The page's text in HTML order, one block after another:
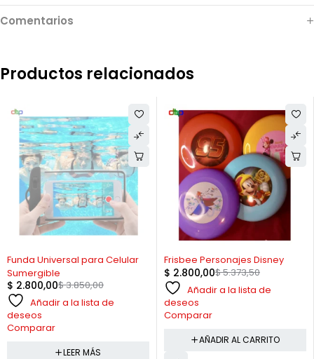
Comentarios
Productos relacionados
Funda Universal para Celular
Sumergible
$3.850,00
$ 2.800,00
Añadir a la lista de
deseos
Comparar
LEER MÁS
Frisbee Personajes Disney
$5.373,50
$ 2.800,00
Añadir a la lista de
deseos
Comparar
AÑADIR AL CARRITO